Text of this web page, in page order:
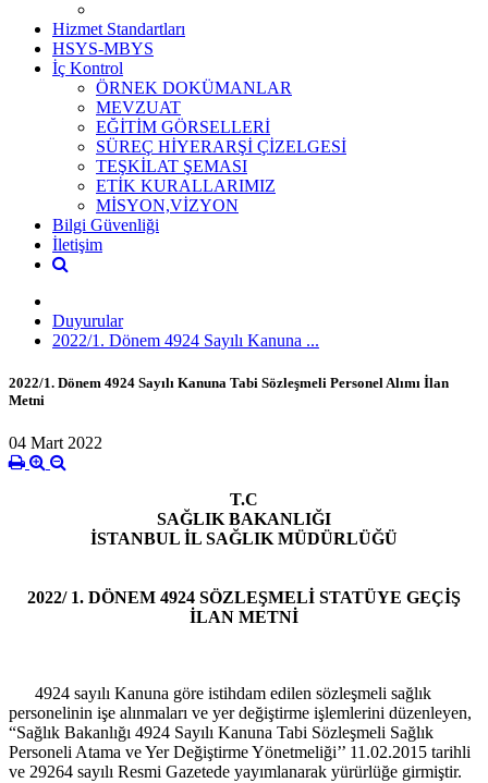
Hizmet Standartları
HSYS-MBYS
İç Kontrol
ÖRNEK DOKÜMANLAR
MEVZUAT
EĞİTİM GÖRSELLERİ
SÜREÇ HİYERARŞİ ÇİZELGESİ
TEŞKİLAT ŞEMASI
ETİK KURALLARIMIZ
MİSYON,VİZYON
Bilgi Güvenliği
İletişim
Duyurular
2022/1. Dönem 4924 Sayılı Kanuna ...
2022/1. Dönem 4924 Sayılı Kanuna Tabi Sözleşmeli Personel Alımı İlan
Metni
04 Mart 2022
T.C
SAĞLIK BAKANLIĞI
İSTANBUL İL SAĞLIK MÜDÜRLÜĞÜ
2022/ 1. DÖNEM 4924 SÖZLEŞMELİ STATÜYE GEÇİŞ
İLAN METNİ
4924 sayılı Kanuna göre istihdam edilen sözleşmeli sağlık
personelinin işe alınmaları ve yer değiştirme işlemlerini düzenleyen,
“Sağlık Bakanlığı 4924 Sayılı Kanuna Tabi Sözleşmeli Sağlık
Personeli Atama ve Yer Değiştirme Yönetmeliği’’ 11.02.2015 tarihli
ve 29264 sayılı Resmi Gazetede yayımlanarak yürürlüğe girmiştir.